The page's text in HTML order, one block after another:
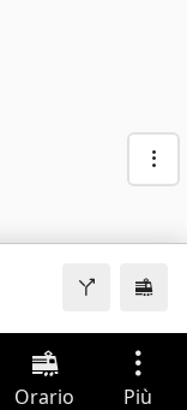
Orario Più